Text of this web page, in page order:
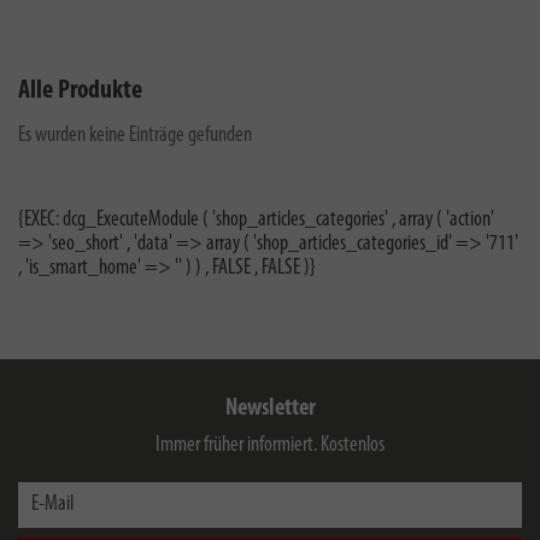
Alle Produkte
Es wurden keine Einträge gefunden
{EXEC: dcg_ExecuteModule ( 'shop_articles_categories' , array ( 'action'
=> 'seo_short' , 'data' => array ( 'shop_articles_categories_id' => '711'
, 'is_smart_home' => '' ) ) , FALSE , FALSE )}
Newsletter
Immer früher informiert. Kostenlos
E-Mail